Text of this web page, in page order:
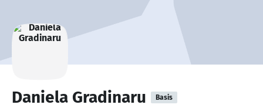
Daniela Gradinaru Basis